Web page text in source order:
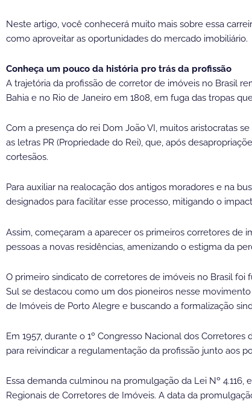
Neste artigo, você conhecerá muito mais sobre essa
como aproveitar as oportunidades do mercado imobiliário.
Conheça um pouco da história pro trás da profissão
A trajetória da profissão de corretor de imóveis no Brasil
Bahia e no Rio de Janeiro em 1808, em fuga das tropas
Com a presença do rei Dom João VI, muitos aristocratas
as letras PR (Propriedade do Rei), que, após
cortesãos.
Para auxiliar na realocação dos antigos moradores e na
designados para facilitar esse processo, mitigando o
Assim, começaram a aparecer os primeiros corretores
pessoas a novas residências, amenizando o estigma da
O primeiro sindicato de corretores de imóveis no Brasil foi
Sul se destacou como um dos pioneiros nesse
de Imóveis de Porto Alegre e buscando a formalização
Em 1957, durante o 1º Congresso Nacional dos
para reivindicar a regulamentação da profissão junto aos
Essa demanda culminou na promulgação da Lei Nº
Regionais de Corretores de Imóveis. A data da